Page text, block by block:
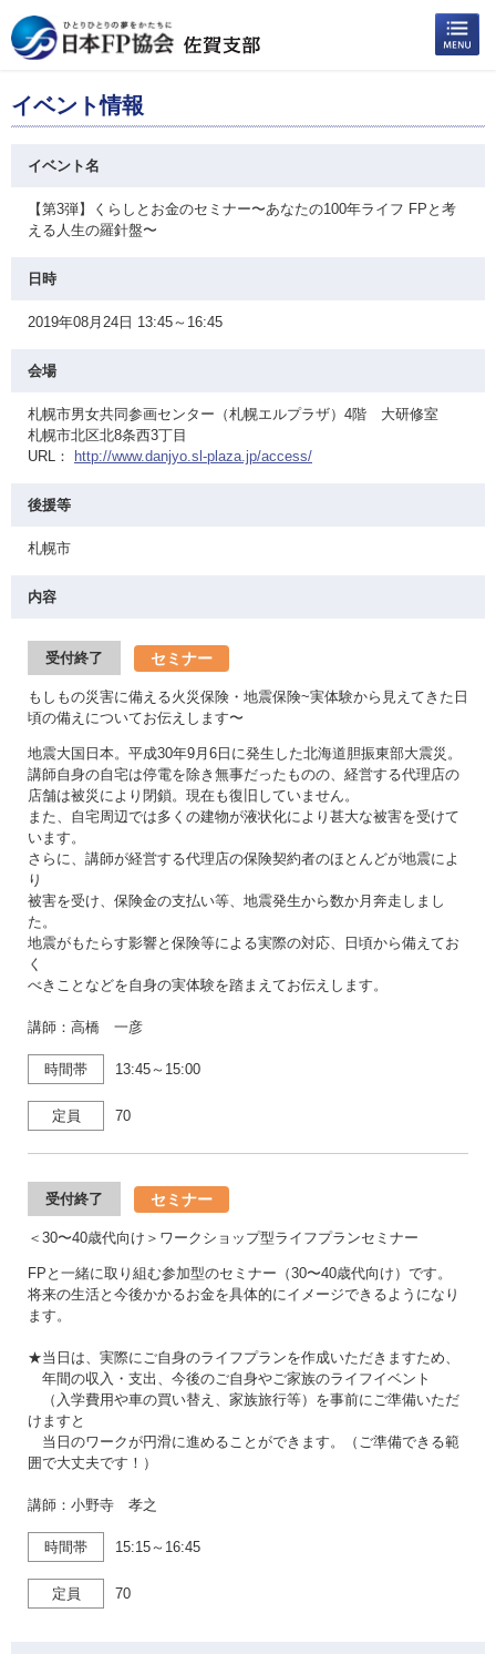
イベント情報
イベント名
【第3弾】くらしとお金のセミナー〜あなたの100年ライフ FPと考
える人生の羅針盤〜
日時
2019年08月24日 13:45～16:45
会場
札幌市男女共同参画センター（札幌エルプラザ）4階 大研修室
札幌市北区北8条西3丁目
URL：
http://www.danjyo.sl-plaza.jp/access/
後援等
札幌市
内容
受付終了 セミナー
もしもの災害に備える火災保険・地震保険~実体験から見えてきた日
頃の備えについてお伝えします〜
地震大国日本。平成30年9月6日に発生した北海道胆振東部大震災。
講師自身の自宅は停電を除き無事だったものの、経営する代理店の
店舗は被災により閉鎖。現在も復旧していません。
また、自宅周辺では多くの建物が液状化により甚大な被害を受けて
います。
さらに、講師が経営する代理店の保険契約者のほとんどが地震によ
り
被害を受け、保険金の支払い等、地震発生から数か月奔走しまし
た。
地震がもたらす影響と保険等による実際の対応、日頃から備えてお
く
べきことなどを自身の実体験を踏まえてお伝えします。
講師：高橋 一彦
時間帯 13:45～15:00
定員 70
受付終了 セミナー
＜30〜40歳代向け＞ワークショップ型ライフプランセミナー
FPと一緒に取り組む参加型のセミナー（30〜40歳代向け）です。
将来の生活と今後かかるお金を具体的にイメージできるようになり
ます。
★当日は、実際にご自身のライフプランを作成いただきますため、
年間の収入・支出、今後のご自身やご家族のライフイベント
（入学費用や車の買い替え、家族旅行等）を事前にご準備いただ
けますと
当日のワークが円滑に進めることができます。（ご準備できる範
囲で大丈夫です！）
講師：小野寺 孝之
時間帯 15:15～16:45
定員 70